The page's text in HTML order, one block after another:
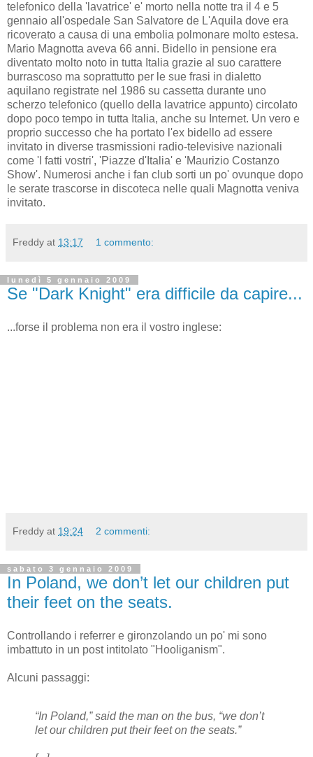
telefonico della 'lavatrice' e' morto nella notte tra il 4 e 5
gennaio all'ospedale San Salvatore de L'Aquila dove era
ricoverato a causa di una embolia polmonare molto estesa.
Mario Magnotta aveva 66 anni. Bidello in pensione era
diventato molto noto in tutta Italia grazie al suo carattere
burrascoso ma soprattutto per le sue frasi in dialetto
aquilano registrate nel 1986 su cassetta durante uno
scherzo telefonico (quello della lavatrice appunto) circolato
dopo poco tempo in tutta Italia, anche su Internet. Un vero e
proprio successo che ha portato l'ex bidello ad essere
invitato in diverse trasmissioni radio-televisive nazionali
come 'I fatti vostri', 'Piazze d'Italia' e 'Maurizio Costanzo
Show'. Numerosi anche i fan club sorti un po' ovunque dopo
le serate trascorse in discoteca nelle quali Magnotta veniva
invitato.
Freddy at 13:17 1 commento:
lunedì 5 gennaio 2009
Se "Dark Knight" era difficile da capire...
...forse il problema non era il vostro inglese:
Freddy at 19:24 2 commenti:
sabato 3 gennaio 2009
In Poland, we don’t let our children put
their feet on the seats.
Controllando i referrer e gironzolando un po' mi sono
imbattuto in un post intitolato "Hooliganism".
Alcuni passaggi:
“In Poland,” said the man on the bus, “we don’t
let our children put their feet on the seats.”